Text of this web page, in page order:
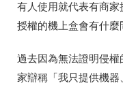
有人使用就代表有商
授權的機上盒會有什麼
過去因為無法證明侵
家辯稱「我只提供機